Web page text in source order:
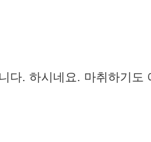
다. 하시네요. 마취하기도